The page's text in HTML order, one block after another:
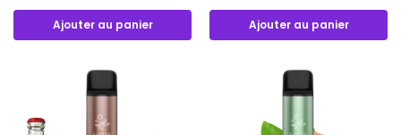
Ajouter au panier Ajouter au panier